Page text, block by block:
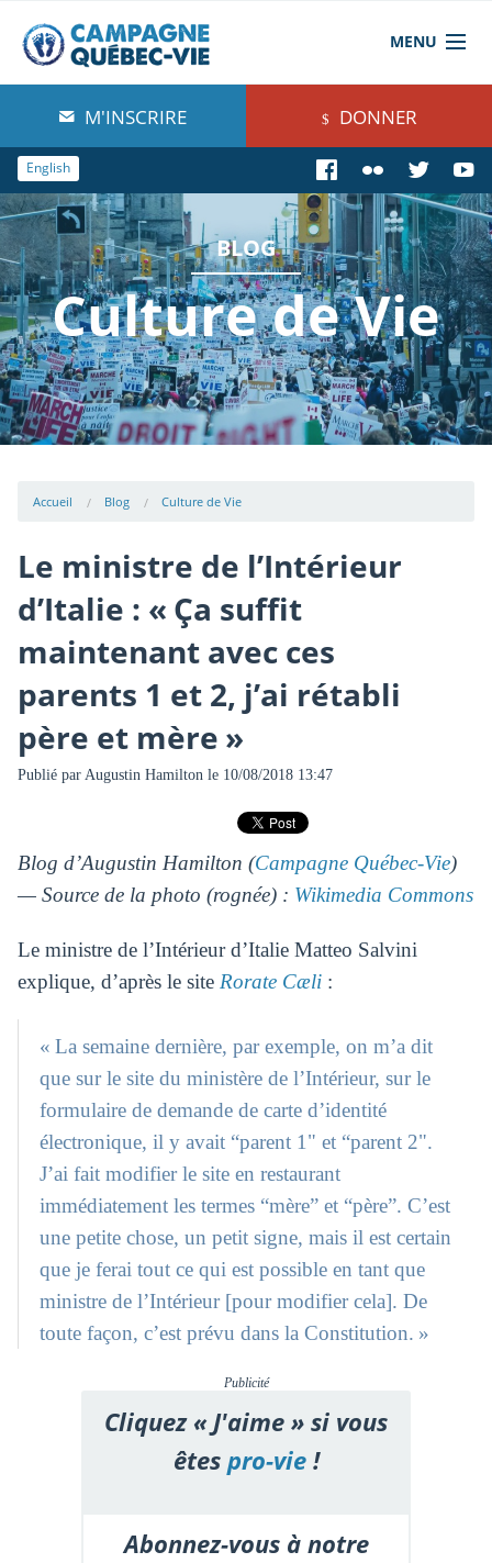
MENU
À propos de nous
Blog
Comprendre
Agir
Boutique
M'INSCRIRE DONNER
English
BLOG
Culture de Vie
Accueil Blog Culture de Vie
Le ministre de l’Intérieur
d’Italie : « Ça suffit
maintenant avec ces
parents 1 et 2, j’ai rétabli
père et mère »
Publié par Augustin Hamiltonle 10/08/2018 13:47
Blog d’Augustin Hamilton (Campagne Québec-Vie)
— Source de la photo (rognée) : Wikimedia Commons
Le ministre de l’Intérieur d’Italie Matteo Salvini
explique, d’après le site Rorate Cæli:
« La semaine dernière, par exemple, on m’a dit
que sur le site du ministère de l’Intérieur, sur le
formulaire de demande de carte d’identité
électronique, il y avait “parent 1" et “parent 2".
J’ai fait modifier le site en restaurant
immédiatement les termes “mère” et “père”. C’est
une petite chose, un petit signe, mais il est certain
que je ferai tout ce qui est possible en tant que
ministre de l’Intérieur [pour modifier cela]. De
toute façon, c’est prévu dans la Constitution. »
Publicité
Cliquez « J'aime » si vous
êtespro-vie!
Abonnez-vous à notre